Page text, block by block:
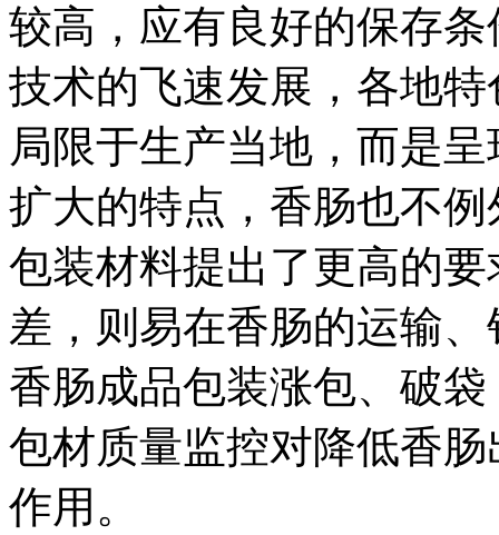
较高，应有良好的保存
技术的飞速发展，各地
局限于生产当地，而是
扩大的特点，香肠也不
包装材料提出了更高的
差，则易在香肠的运输
香肠成品包装涨包、破
包材质量监控对降低香
作用。